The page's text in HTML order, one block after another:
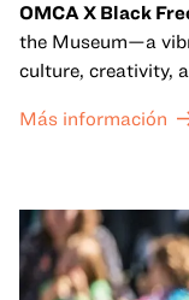
OMCA X Black
the Museum—a
culture, creativity,
sets from
move, make, and
Más información